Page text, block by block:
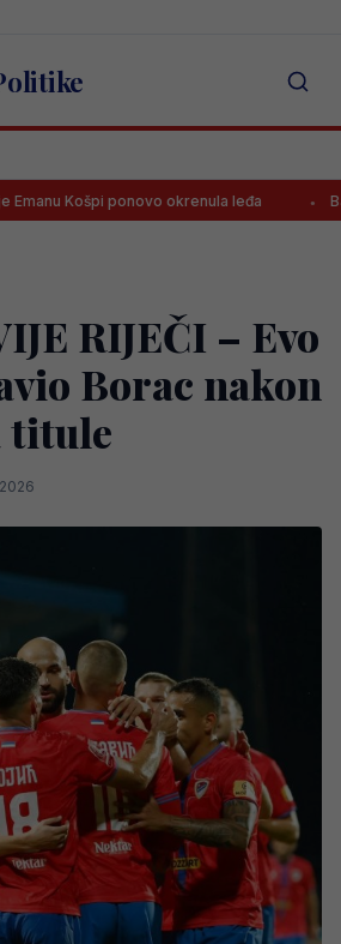
ponovo okrenula leđa
RIJEČI – Evo
Borac nakon
titule